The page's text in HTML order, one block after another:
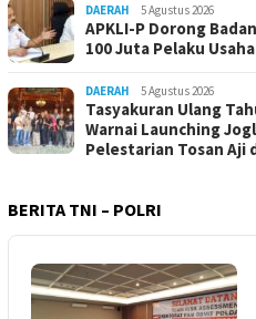
DAERAH 5 Agustus 2026
APKLI-P Dorong
100 Juta Pelaku
DAERAH 5 Agustus 2026
Tasyakuran Ulang
Warnai Launching
Pelestarian Tosan Aji
BERITA TNI – POLRI